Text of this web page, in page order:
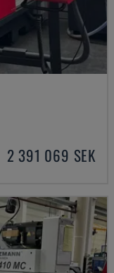
2 391 069 SEK